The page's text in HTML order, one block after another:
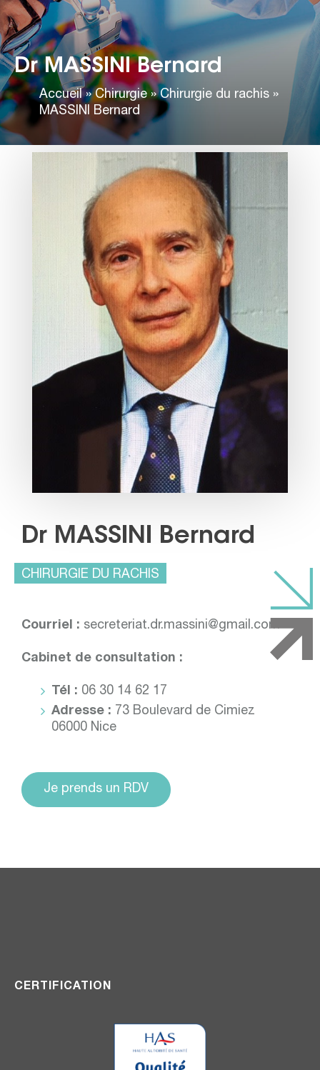
Dr MASSINI Bernard
Accueil»Chirurgie»Chirurgie du rachis »
MASSINI Bernard
Dr MASSINI Bernard
CHIRURGIE DU RACHIS
Courriel : secreteriat.dr.massini@gmail.com
Cabinet de consultation :
Tél : 06 30 14 62 17
Adresse : 73 Boulevard de Cimiez
06000 Nice
Je prends un RDV
CERTIFICATION